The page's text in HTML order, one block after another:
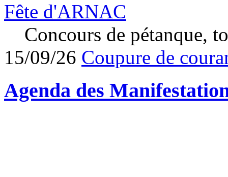
Fête d'ARNAC
Concours de pétanque,
15/09/26 Coupure de
Agenda des